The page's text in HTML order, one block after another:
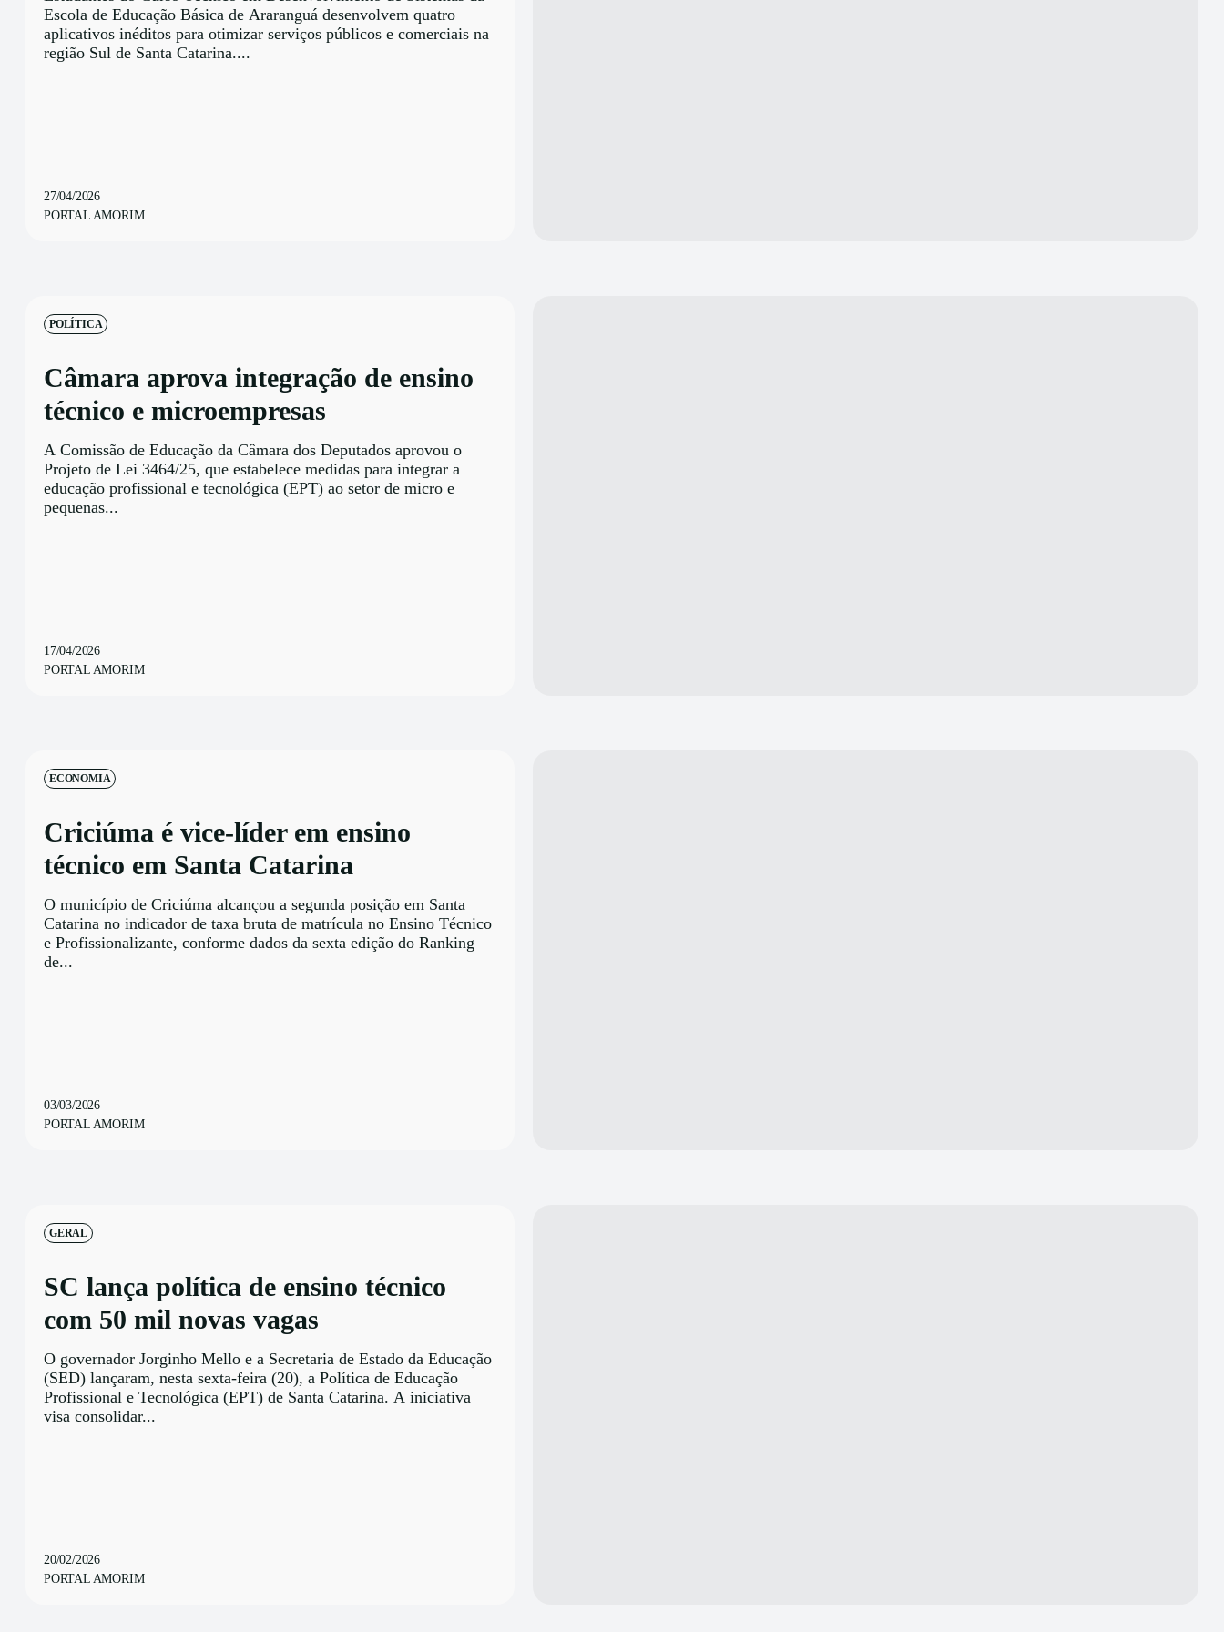
Escola de Educação Básica de Araranguá desenvolvem quatro
aplicativos inéditos para otimizar serviços públicos e comerciais na
região Sul de Santa Catarina....
27/04/2026
PORTAL AMORIM
POLÍTICA
Câmara aprova integração de ensino
técnico e microempresas
A Comissão de Educação da Câmara dos Deputados aprovou o
Projeto de Lei 3464/25, que estabelece medidas para integrar a
educação profissional e tecnológica (EPT) ao setor de micro e
pequenas...
17/04/2026
PORTAL AMORIM
ECONOMIA
Criciúma é vice-líder em ensino
técnico em Santa Catarina
O município de Criciúma alcançou a segunda posição em Santa
Catarina no indicador de taxa bruta de matrícula no Ensino Técnico
e Profissionalizante, conforme dados da sexta edição do Ranking
de...
03/03/2026
PORTAL AMORIM
GERAL
SC lança política de ensino técnico
com 50 mil novas vagas
O governador Jorginho Mello e a Secretaria de Estado da Educação
(SED) lançaram, nesta sexta-feira (20), a Política de Educação
Profissional e Tecnológica (EPT) de Santa Catarina. A iniciativa
visa consolidar...
20/02/2026
PORTAL AMORIM